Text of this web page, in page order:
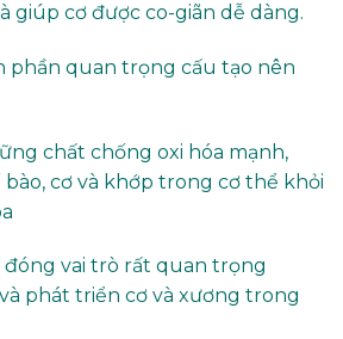
giúp cơ được co-giãn dễ dàng.
phần quan trọng cấu tạo nên
chất chống oxi hóa mạnh,
cơ và khớp trong cơ thể khỏi
đóng vai trò rất quan trọng
phát triển cơ và xương trong